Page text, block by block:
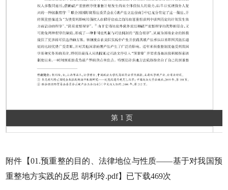
第 1 页
附件【01.预重整的目的、法律地位与性质——基于对我国预
重整地方实践的反思 胡利玲.pdf】已下载469次